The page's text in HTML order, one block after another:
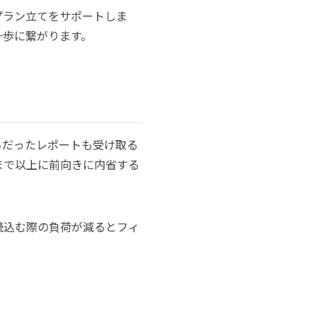
ン立てをサポートしま
に繋がります。
ったレポートも受け取る
以上に前向きに内省する
む際の負荷が減るとフィ